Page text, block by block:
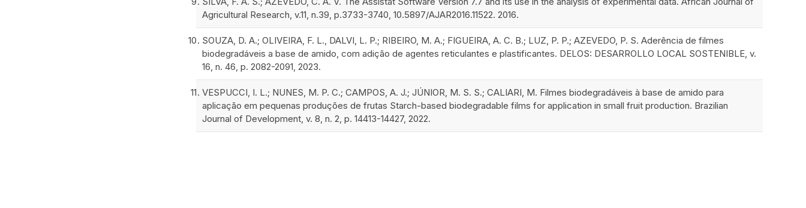
Agricultural Research, v.11, n.39, p.3733-3740, 10.5897/AJAR2016.11522. 2016.
SOUZA, D. A.; OLIVEIRA, F. L., DALVI, L. P.; RIBEIRO, M. A.; FIGUEIRA, A. C. B.; LUZ, P. P.; AZEVEDO, P. S. Aderência de filmes
biodegradáveis a base de amido, com adição de agentes reticulantes e plastificantes. DELOS: DESARROLLO LOCAL SOSTENIBLE, v.
16, n. 46, p. 2082-2091, 2023.
VESPUCCI, I. L.; NUNES, M. P. C.; CAMPOS, A. J.; JÚNIOR, M. S. S.; CALIARI, M. Filmes biodegradáveis à base de amido para
aplicação em pequenas produções de frutas Starch-based biodegradable films for application in small fruit production. Brazilian
Journal of Development, v. 8, n. 2, p. 14413-14427, 2022.